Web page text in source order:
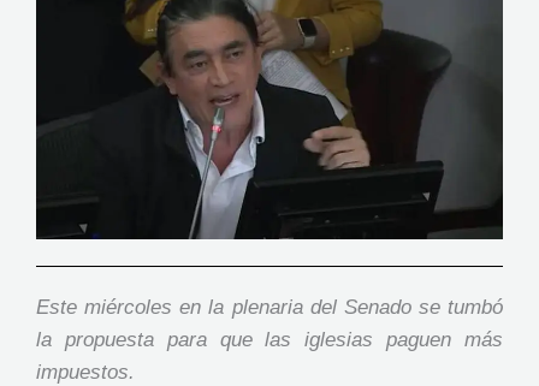
Este miércoles en la plenaria del Senado se tumbó
la propuesta para que las iglesias paguen más
impuestos.